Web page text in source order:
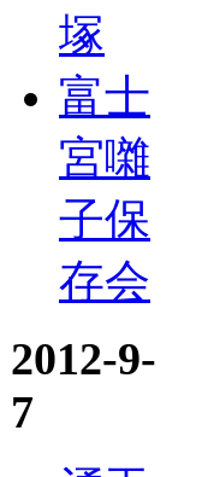
塚
富士
宮囃
子保
存会
2012-9-
7